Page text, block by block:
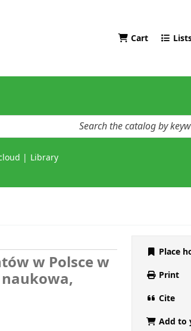
Cart
Library
w Polsce w
Place
Print
Cite
Add to